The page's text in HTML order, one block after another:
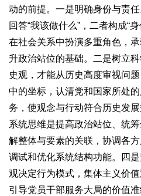
动的前提。一是明确身份与责
回答“我该做什么”，二者构成“
在社会关系中扮演多重角色，
升政治站位的基础。二是树立
史观，才能从历史高度审视问
中的坐标，认清党和国家所处
务，使观念与行动符合历史发
系统思维是提高政治站位、统
解整体与要素的关联，协调各
调试和优化系统结构功能。四
观决定行为模式，集体主义价
引导党员干部服务大局的价值准